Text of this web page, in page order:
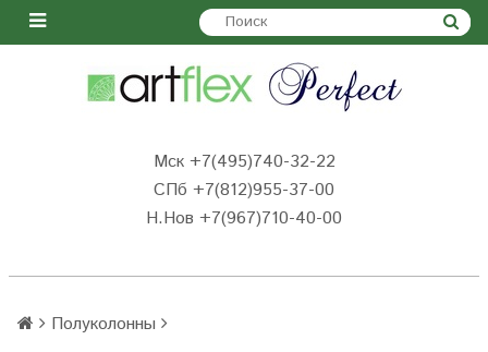
Мск +7(495)740-32-22
СПб +7(812)955-37-00
Н.Нов +7(967)710-40-00
Полуколонны